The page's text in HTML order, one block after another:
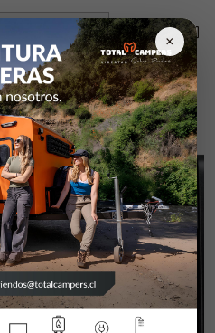
×
y equipamiento
estanques
programable 3 estanques